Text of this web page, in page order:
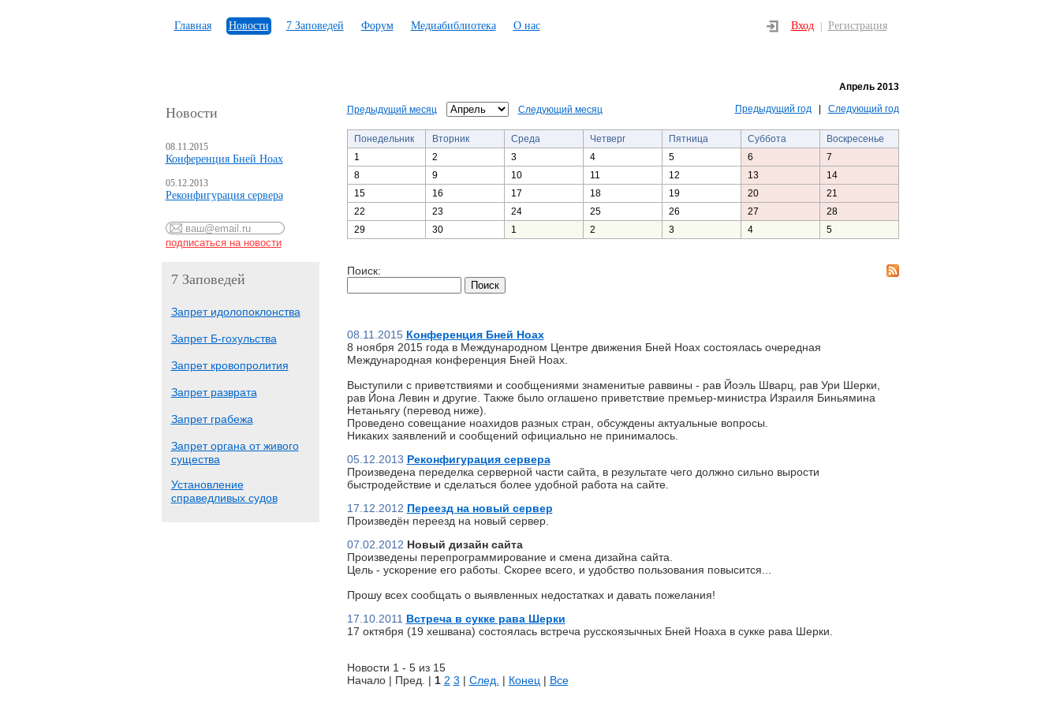
Главная Новости 7 Заповедей Форум Медиабиблиотека О нас Вход Регистрация
Новости
08.11.2015
Конференция Бней Ноах
05.12.2013
Реконфигурация сервера
7 Заповедей
Запрет идолопоклонства
Запрет Б-гохульства
Запрет кровопролития
Запрет разврата
Запрет грабежа
Запрет органа от живого
существа
Установление
справедливых судов
Апрель 2013
Предыдущий месяц Следующий месяц Предыдущий год| Следующий год
Понедельник Вторник Среда Четверг Пятница Суббота
Воскресенье
1
2 3 4 5 6
7
8
9 10 11 12 13
14
15
16 17 18 19 20
21
22
23 24 25 26 27
28
29
30 1 2 3 4 5
Поиск:
08.11.2015 Конференция Бней Ноах
8 ноября 2015 года в Международном Центре движения Бней Ноах состоялась очередная
Международная конференция Бней Ноах.
Выступили с приветствиями и сообщениями знаменитые раввины - рав Йоэль Шварц, рав Ури Шерки,
рав Йона Левин и другие. Также было оглашено приветствие премьер-министра Израиля Биньямина
Нетаньягу (перевод ниже).
Проведено совещание ноахидов разных стран, обсуждены актуальные вопросы.
Никаких заявлений и сообщений официально не принималось.
05.12.2013 Реконфигурация сервера
Произведена переделка серверной части сайта, в результате чего должно сильно вырости
быстродействие и сделаться более удобной работа на сайте.
17.12.2012 Переезд на новый сервер
Произведён переезд на новый сервер.
07.02.2012 Новый дизайн сайта
Произведены перепрограммирование и смена дизайна сайта.
Цель - ускорение его работы. Скорее всего, и удобство пользования повысится...
Прошу всех сообщать о выявленных недостатках и давать пожелания!
17.10.2011 Встреча в сукке рава Шерки
17 октября (19 хешвана) состоялась встреча русскоязычных Бней Ноаха в сукке рава Шерки.
Новости 1 - 5 из 15
Начало | Пред. | 1 2 3 | След. | Конец | Все